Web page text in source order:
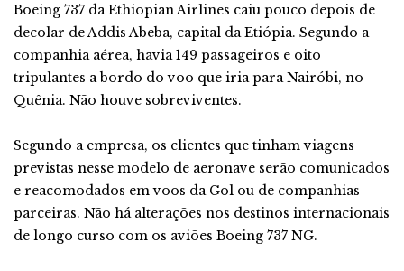
Boeing 737 da Ethiopian Airlines caiu pouco depois de
decolar de Addis Abeba, capital da Etiópia. Segundo a
companhia aérea, havia 149 passageiros e oito
tripulantes a bordo do voo que iria para Nairóbi, no
Quênia. Não houve sobreviventes.
Segundo a empresa, os clientes que tinham viagens
previstas nesse modelo de aeronave serão comunicados
e reacomodados em voos da Gol ou de companhias
parceiras. Não há alterações nos destinos internacionais
de longo curso com os aviões Boeing 737 NG.